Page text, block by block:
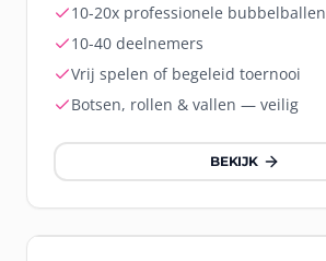
10-20x professionele bubbelballen
10-40 deelnemers
Vrij spelen of begeleid toernooi
Botsen, rollen & vallen — veilig
BEKIJK